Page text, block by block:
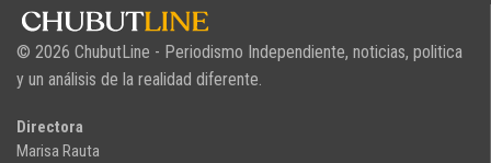
© 2026 ChubutLine - Periodismo Independiente, noticias, politica
y un análisis de la realidad diferente.
Directora
Marisa Rauta